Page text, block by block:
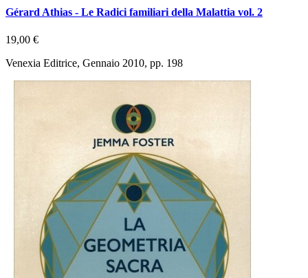
Gérard Athias - Le Radici familiari della Malattia vol. 2
19,00 €
Venexia Editrice, Gennaio 2010, pp. 198